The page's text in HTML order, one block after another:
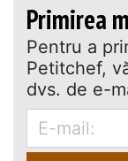
Primirea
Pentru a
Petitchef,
dvs. de e-